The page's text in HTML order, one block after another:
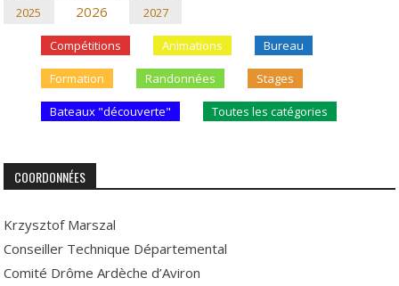
2025 2026 2027
Compétitions Animations Bureau
Formation Randonnées Stages
Bateaux "découverte" Toutes les catégories
COORDONNÉES
Krzysztof Marszal
Conseiller Technique Départemental
Comité Drôme Ardèche d’Aviron